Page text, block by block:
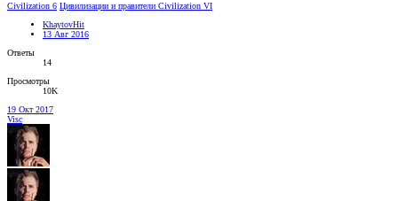
Civilization 6 Цивилизации и правители Civilization VI
KhaytovHit
13 Авг 2016
Ответы
14
Просмотры
10K
19 Окт 2017
Visc